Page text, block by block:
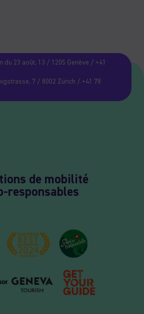
du 23 août, 13 / 1205 Genève / +41
7 / 8002 Zürich / +41 78
de mobilité
responsables